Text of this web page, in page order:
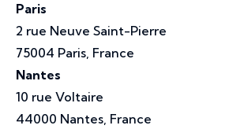
Paris
2 rue Neuve Saint-Pierre
75004 Paris, France
Nantes
10 rue Voltaire
44000 Nantes, France